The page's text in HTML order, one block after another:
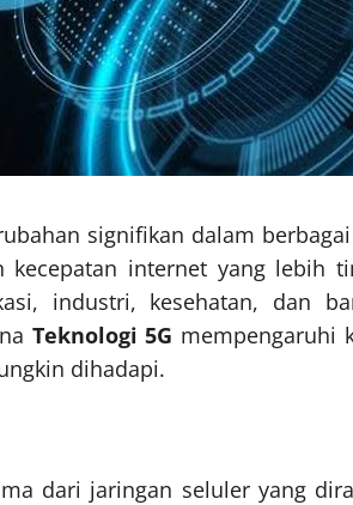
signifikan dalam
kecepatan internet yang lebih
industri, kesehatan, dan
Teknologi 5G mempengaruhi
dihadapi.
dari jaringan seluler yang